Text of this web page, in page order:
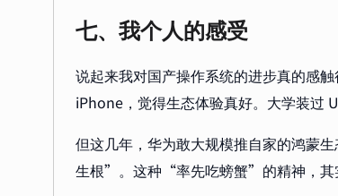
七、我个人的感受
说起来我对国产操作系统的进步真的感
iPhone，觉得生态体验真好。大学装过
但这几年，华为敢大规模推自家的鸿蒙
生根”。这种“率先吃螃蟹”的精神，其